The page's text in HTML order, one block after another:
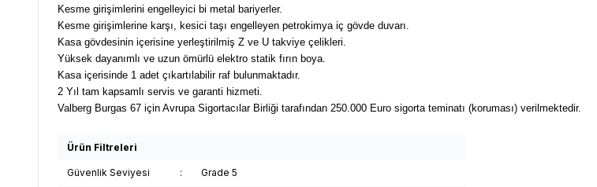
Kesme girişimlerini engelleyici bi metal bariyerler.
Kesme girişimlerine karşı, kesici taşı engelleyen petrokimya iç gövde duvarı.
Kasa gövdesinin içerisine yerleştirilmiş Z ve U takviye çelikleri.
Yüksek dayanımlı ve uzun ömürlü elektro statik fırın boya.
Kasa içerisinde 1 adet çıkartılabilir raf bulunmaktadır.
2 Yıl tam kapsamlı servis ve garanti hizmeti.
Valberg Burgas 67 için Avrupa Sigortacılar Birliği tarafından 250.000 Euro sigorta teminatı (koruması) verilmektedir.
Ürün Filtreleri
Güvenlik Seviyesi : Grade 5